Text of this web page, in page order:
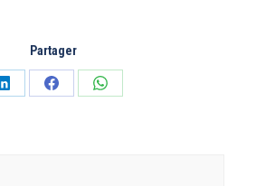
Partager
PartagerPartagerPartager